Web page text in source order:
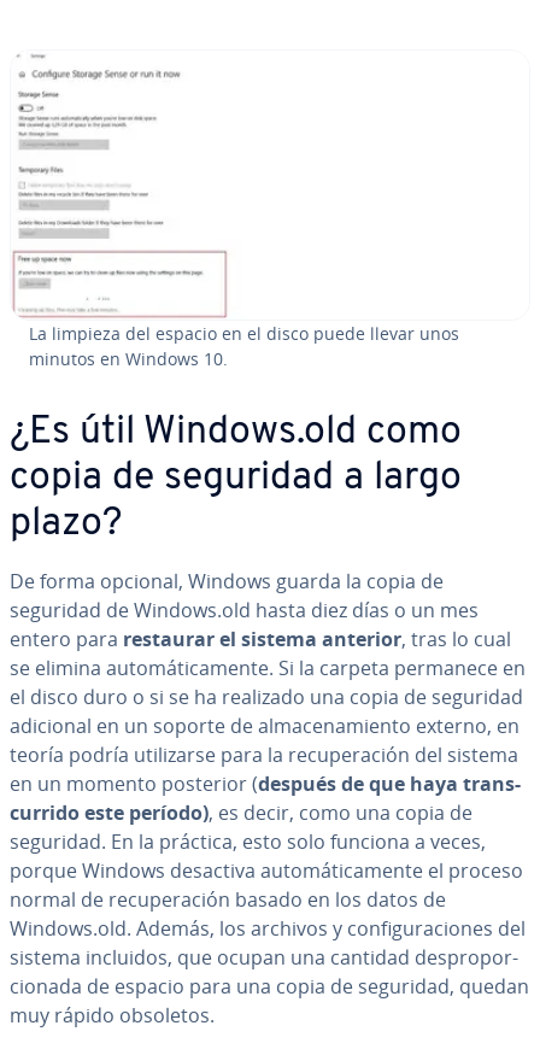
La limpieza del espacio en el disco puede llevar unos
minutos en Windows 10.
¿Es útil Windows.old como
copia de seguridad a largo
plazo?
De forma opcional, Windows guarda la copia de
seguridad de Windows.old hasta diez días o un mes
entero para restaurar el sistema anterior, tras lo cual
se elimina au­to­má­ti­ca­me­n­te. Si la carpeta permanece en
el disco duro o si se ha realizado una copia de seguridad
adicional en un soporte de al­ma­ce­na­mie­n­to externo, en
teoría podría uti­li­zar­se para la re­cu­pe­ra­ción del sistema
en un momento posterior (después de que haya tra­n­s­
cu­rri­do este período), es decir, como una copia de
seguridad. En la práctica, esto solo funciona a veces,
porque Windows desactiva au­to­má­ti­ca­me­n­te el proceso
normal de re­cu­pe­ra­ción basado en los datos de
Windows.old. Además, los archivos y co­n­fi­gu­ra­cio­nes del
sistema incluidos, que ocupan una cantidad de­s­pro­po­r­
cio­na­da de espacio para una copia de seguridad, quedan
muy rápido obsoletos.